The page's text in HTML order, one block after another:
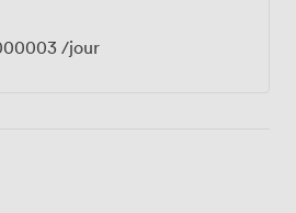
/jour